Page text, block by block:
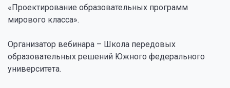
«Проектирование образовательных программ
мирового класса».
Организатор вебинара – Школа передовых
образовательных решений Южного федерального
университета.